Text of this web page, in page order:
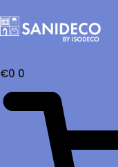
€0 0